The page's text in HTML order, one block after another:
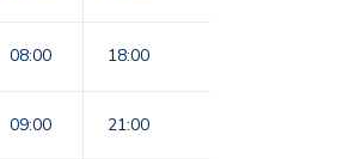
08:00 18:00
09:00 21:00